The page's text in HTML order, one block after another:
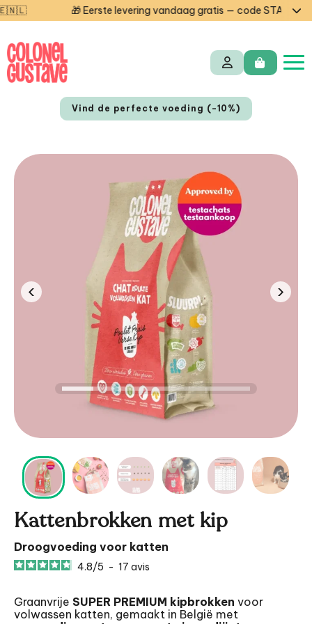
levering vandaag gratis — code STARTCG2 of vanaf
Vind de perfecte voeding (-10%)
‹ ›
Kattenbrokken met kip
Droogvoeding voor katten
4.8/5 - 17 avis
Graanvrije SUPER PREMIUM kipbrokken voor
volwassen katten, gemaakt in België met